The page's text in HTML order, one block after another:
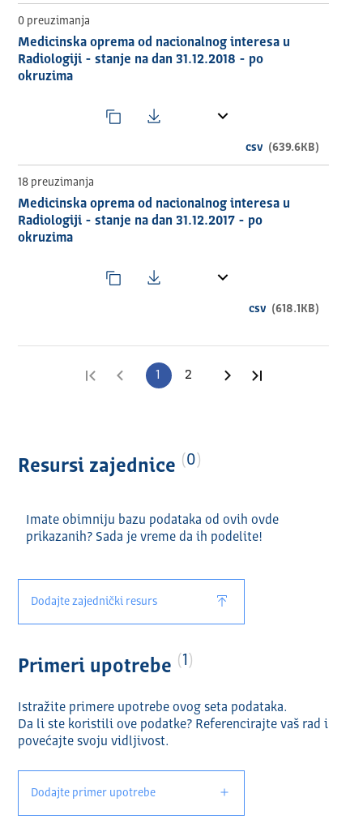
0 preuzimanja
Medicinska oprema od nacionalnog interesa u
Radiologiji - stanje na dan 31.12.2018 - po
okruzima
csv (639.6KB)
18 preuzimanja
Medicinska oprema od nacionalnog interesa u
Radiologiji - stanje na dan 31.12.2017 - po
okruzima
csv (618.1KB)
Prva stranica
Prethodna stranica
1 2 Sledeća stranica
Resursi zajednice 0
Imate obimniju bazu podataka od ovih ovde
prikazanih? Sada je vreme da ih podelite!
Dodajte zajednički resurs
Primeri upotrebe 1
Istražite primere upotrebe ovog seta podataka.
Da li ste koristili ove podatke? Referencirajte vaš rad i
povećajte svoju vidlјivost.
Dodajte primer upotrebe